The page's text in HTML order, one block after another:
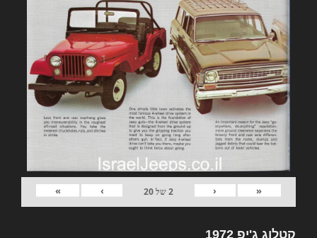
«
‹
2של20
›
»
קטלוג ג'יפ 1972